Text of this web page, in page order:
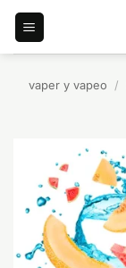
Saltar
contenido
vaper y vapeo /